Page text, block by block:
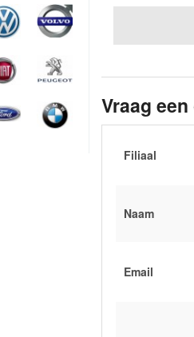
Vraag
Filiaal
Naam
Email